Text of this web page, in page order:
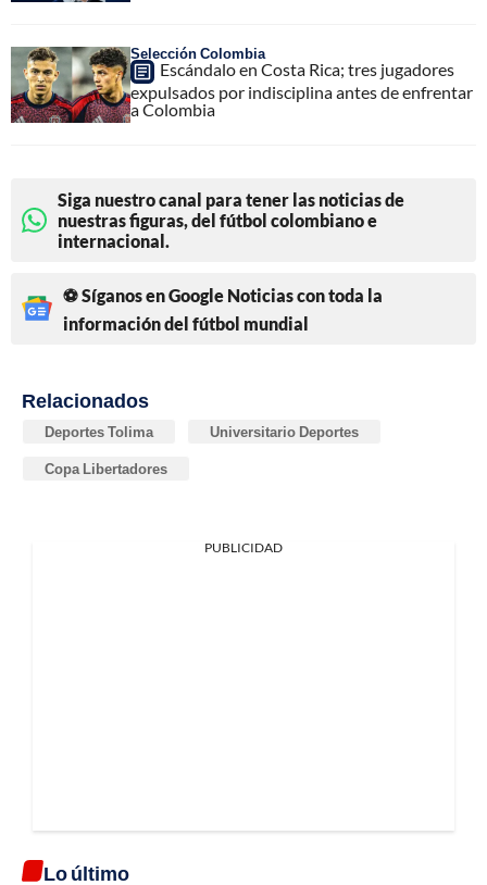
Selección Colombia
Escándalo en Costa Rica; tres jugadores
expulsados por indisciplina antes de enfrentar
a Colombia
Siga nuestro canal para tener las noticias de
nuestras figuras, del fútbol colombiano e
internacional.
⚽ Síganos en Google Noticias con toda la
información del fútbol mundial
Relacionados
Deportes Tolima Universitario Deportes
Copa Libertadores
PUBLICIDAD
Lo último